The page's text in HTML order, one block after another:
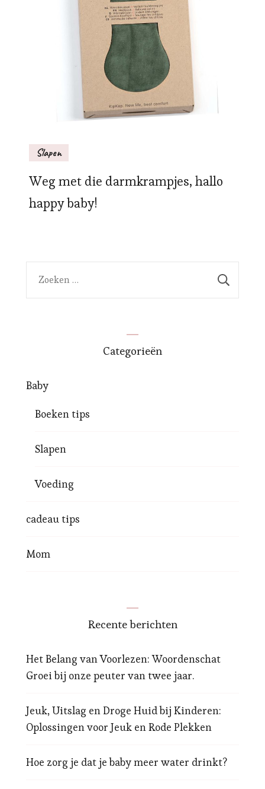
Slapen
Weg met die darmkrampjes, hallo
happy baby!
Categorieën
Baby
Boeken tips
Slapen
Voeding
cadeau tips
Mom
Recente berichten
Het Belang van Voorlezen: Woordenschat
Groei bij onze peuter van twee jaar.
Jeuk, Uitslag en Droge Huid bij Kinderen:
Oplossingen voor Jeuk en Rode Plekken
Hoe zorg je dat je baby meer water drinkt?